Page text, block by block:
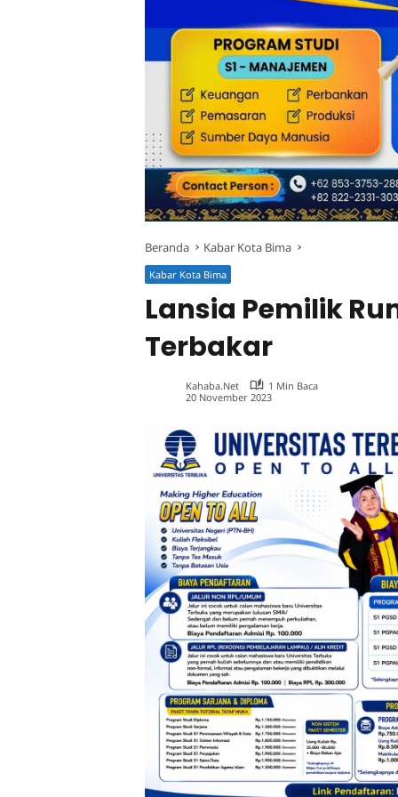
Beranda Kabar Kota Bima
Kabar Kota Bima
Lansia Pemilik
Terbakar
Kahaba.net
1 Min Baca
20 November 2023